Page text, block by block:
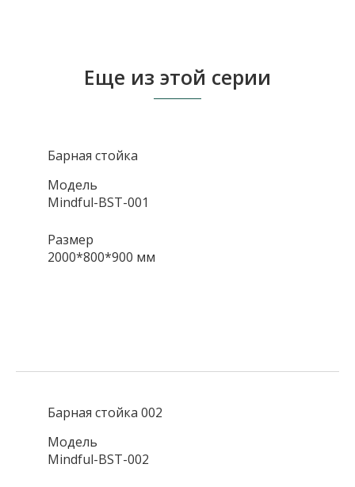
Еще из этой серии
Барная стойка
Модель
Mindful-BST-001
Размер
2000*800*900 мм
Барная стойка 002
Модель
Mindful-BST-002